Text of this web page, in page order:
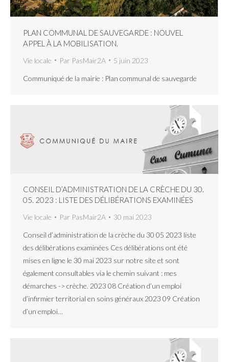
PLAN COMMUNAL DE SAUVEGARDE : NOUVEL
APPEL À LA MOBILISATION.
Vie locale Par PasMair2A 5 juin 2023
Communiqué de la mairie : Plan communal de sauvegarde
CONSEIL D’ADMINISTRATION DE LA CRÈCHE DU 30.
05. 2023 : LISTE DES DÉLIBÉRATIONS EXAMINÉES
Vie locale Par PasMair2A 30 mai 2023
Conseil d’administration de la crèche du 30 05 2023 liste
des délibérations examinées Ces délibérations ont été
mises en ligne le 30 mai 2023 sur notre site et sont
également consultables via le chemin suivant : mes
démarches -> crèche. 2023 08 Création d’un emploi
d’infirmier territorial en soins généraux 2023 09 Création
d’un emploi…